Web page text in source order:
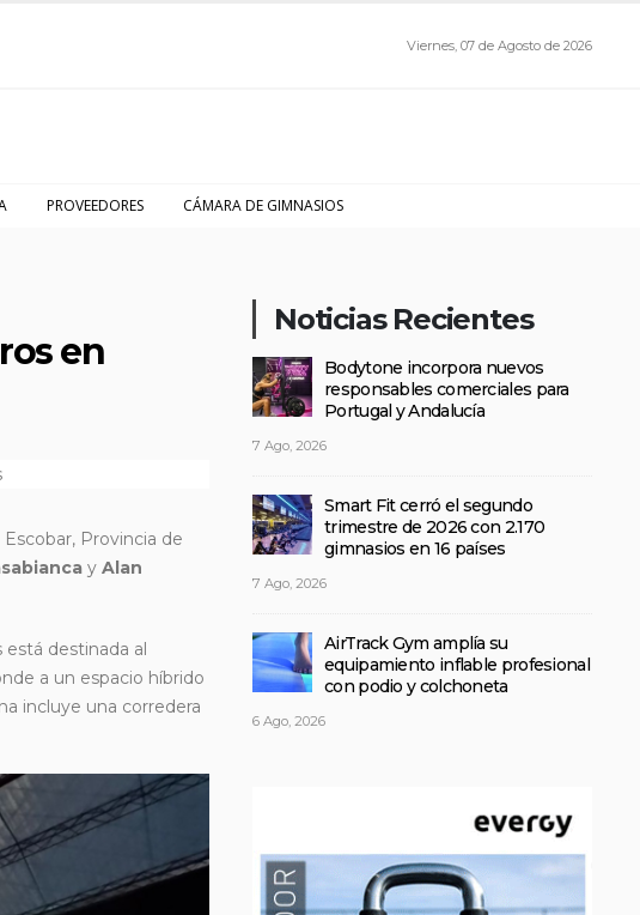
Viernes, 07 de Agosto de 2026
PROVEEDORES CÁMARA DE GIMNASIOS
en
Provincia de
y Alan
destinada al
a un espacio híbrido
incluye una corredera
Noticias Recientes
Bodytone incorpora nuevos
responsables comerciales para
Portugal y Andalucía
7 Ago, 2026
Smart Fit cerró el segundo
trimestre de 2026 con 2.170
gimnasios en 16 países
7 Ago, 2026
AirTrack Gym amplía su
equipamiento inflable profesional
con podio y colchoneta
6 Ago, 2026